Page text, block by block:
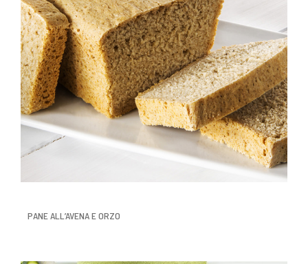
PANE ALL’AVENA E ORZO